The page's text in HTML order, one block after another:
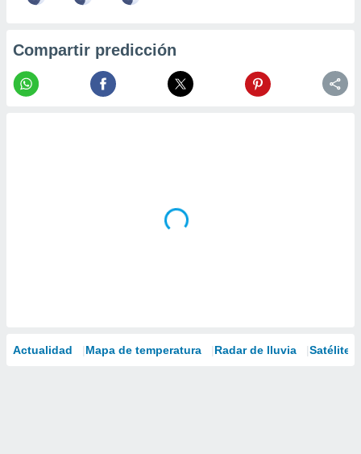
Compartir predicción
Actualidad Mapa de temperatura Radar de lluvia Satélites